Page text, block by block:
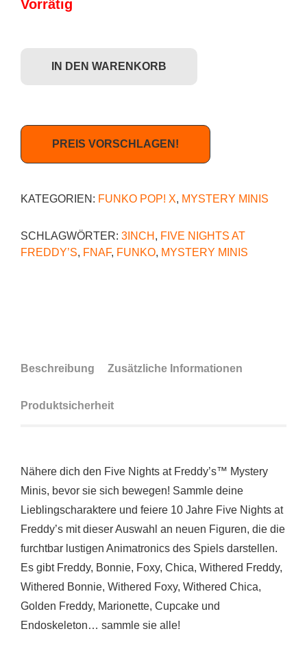
Vorrätig
IN DEN WARENKORB
PREIS VORSCHLAGEN!
KATEGORIEN: FUNKO POP! X, MYSTERY MINIS
SCHLAGWÖRTER: 3INCH , FIVE NIGHTS AT
FREDDY’S, FNAF, FUNKO, MYSTERY MINIS
Beschreibung Zusätzliche Informationen
Produktsicherheit
Nähere dich den Five Nights at Freddy’s™ Mystery
Minis, bevor sie sich bewegen! Sammle deine
Lieblingscharaktere und feiere 10 Jahre Five Nights at
Freddy’s mit dieser Auswahl an neuen Figuren, die die
furchtbar lustigen Animatronics des Spiels darstellen.
Es gibt Freddy, Bonnie, Foxy, Chica, Withered Freddy,
Withered Bonnie, Withered Foxy, Withered Chica,
Golden Freddy, Marionette, Cupcake und
Endoskeleton… sammle sie alle!